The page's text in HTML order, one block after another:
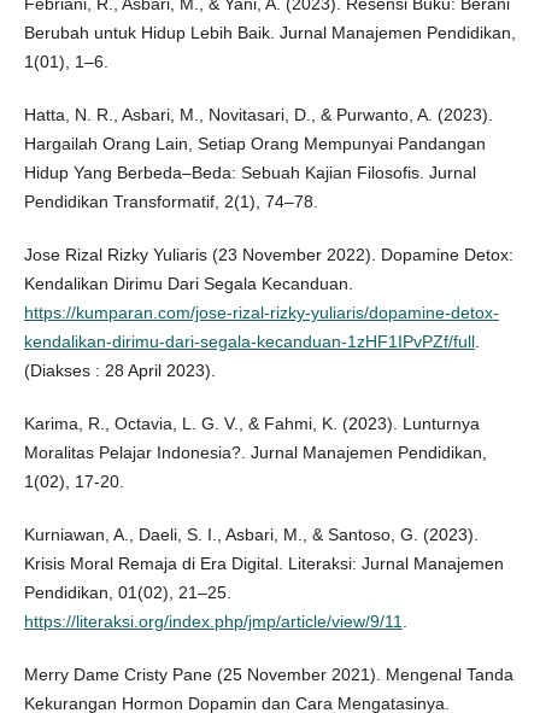
Berubah untuk Hidup Lebih Baik. Jurnal Manajemen Pendidikan,
1(01), 1–6.
Hatta, N. R., Asbari, M., Novitasari, D., & Purwanto, A. (2023).
Hargailah Orang Lain, Setiap Orang Mempunyai Pandangan
Hidup Yang Berbeda–Beda: Sebuah Kajian Filosofis. Jurnal
Pendidikan Transformatif, 2(1), 74–78.
Jose Rizal Rizky Yuliaris (23 November 2022). Dopamine Detox:
Kendalikan Dirimu Dari Segala Kecanduan.
https://kumparan.com/jose-rizal-rizky-yuliaris/dopamine-detox-
kendalikan-dirimu-dari-segala-kecanduan-1zHF1IPvPZf/full.
(Diakses : 28 April 2023).
Karima, R., Octavia, L. G. V., & Fahmi, K. (2023). Lunturnya
Moralitas Pelajar Indonesia?. Jurnal Manajemen Pendidikan,
1(02), 17-20.
Kurniawan, A., Daeli, S. I., Asbari, M., & Santoso, G. (2023).
Krisis Moral Remaja di Era Digital. Literaksi: Jurnal Manajemen
Pendidikan, 01(02), 21–25.
https://literaksi.org/index.php/jmp/article/view/9/11
Merry Dame Cristy Pane (25 November 2021). Mengenal Tanda
Kekurangan Hormon Dopamin dan Cara Mengatasinya.